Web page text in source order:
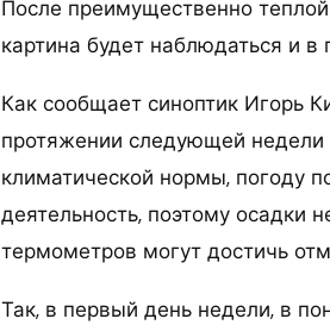
После преимущественно
картина будет наблюдаться и в
Как сообщает синоптик Игорь
протяжении следующей
климатической нормы, погоду
деятельность, поэтому осадки
термометров могут достичь
Так, в первый день недели, в